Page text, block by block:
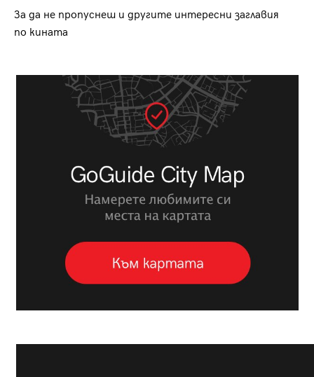
За да не пропуснеш и другите интересни заглавия
по кината